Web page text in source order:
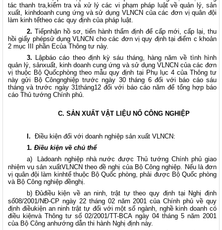
tác thanh tra,kiểm tra và xử lý các vi phạm pháp luật về quản lý, sản
xuất, kinhdoanh cung ứng và sử dụng VLNCN của các đơn vị quân đội
làm kinh tếtheo các quy định của pháp luật.
2. Tiếpnhận hồ sơ, tiến hành thẩm định để cấp mới, cấp lại, thu
hồi giấy phépsử dụng VLNCN cho các đơn vị quy định tại điểm c khoản
2 mục III phần Ecủa Thông tư này.
3.
Lậpbáo cáo theo định kỳ sáu tháng, hàng năm về tình hình
quản lý, sảnxuất, kinh doanh cung ứng và sử dụng VLNCN của các đơn
vị thuộc Bộ Quốcphòng theo mẫu quy định tại Phụ lục 4 của Thông tư
này gửi Bộ Côngnghiệp trước ngày 30 tháng 6 đối với báo cáo sáu
tháng và trước ngày 31tháng12 đối với báo cáo năm để tổng hợp báo
cáo Thủ tướng Chính phủ.
C. SẢN XUẤT VẬT LIỆU NỔ CÔNG NGHIỆP
I. Điều kiện đối với doanh nghiệp sản xuất VLNCN:
1. Điều kiện về chủ thể
a)
Làdoanh nghiệp nhà nước được Thủ tướng Chính phủ giao
nhiệm vụ sản xuấtVLNCN theo đề nghị của Bộ Công nghiệp. Nếu là đơn
vị quân đội làm kinhtế thuộc Bộ Quốc phòng, phải được Bộ Quốc phòng
và Bộ Công nghiệp đềnghị.
b) Đủđiều kiện về an ninh, trật tự theo quy định tại Nghị định
số08/2001/NĐ-CP ngày 22 tháng 02 năm 2001 của Chính phủ về quy
định điềukiện an ninh trật tự đối với một số ngành, nghề kinh doanh có
điều kiệnvà Thông tư số 02/2001/TT-BCA ngày 04 tháng 5 năm 2001
của Bộ Công anhướng dẫn thi hành Nghị định này.